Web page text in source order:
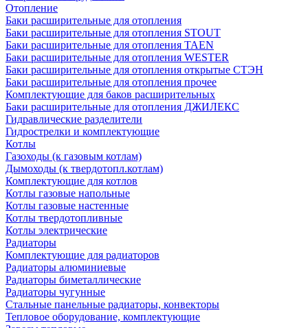
Отопление
Баки расширительные для отопления
Баки расширительные для отопления STOUT
Баки расширительные для отопления TAEN
Баки расширительные для отопления WESTER
Баки расширительные для отопления открытые СТЭН
Баки расширительные для отопления прочее
Комплектующие для баков расширительных
Баки расширительные для отопления ДЖИЛЕКС
Гидравлические разделители
Гидрострелки и комплектующие
Котлы
Газоходы (к газовым котлам)
Дымоходы (к твердотопл.котлам)
Комплектующие для котлов
Котлы газовые напольные
Котлы газовые настенные
Котлы твердотопливные
Котлы электрические
Радиаторы
Комплектующие для радиаторов
Радиаторы алюминиевые
Радиаторы биметаллические
Радиаторы чугунные
Стальные панельные радиаторы, конвекторы
Тепловое оборудование, комплектующие